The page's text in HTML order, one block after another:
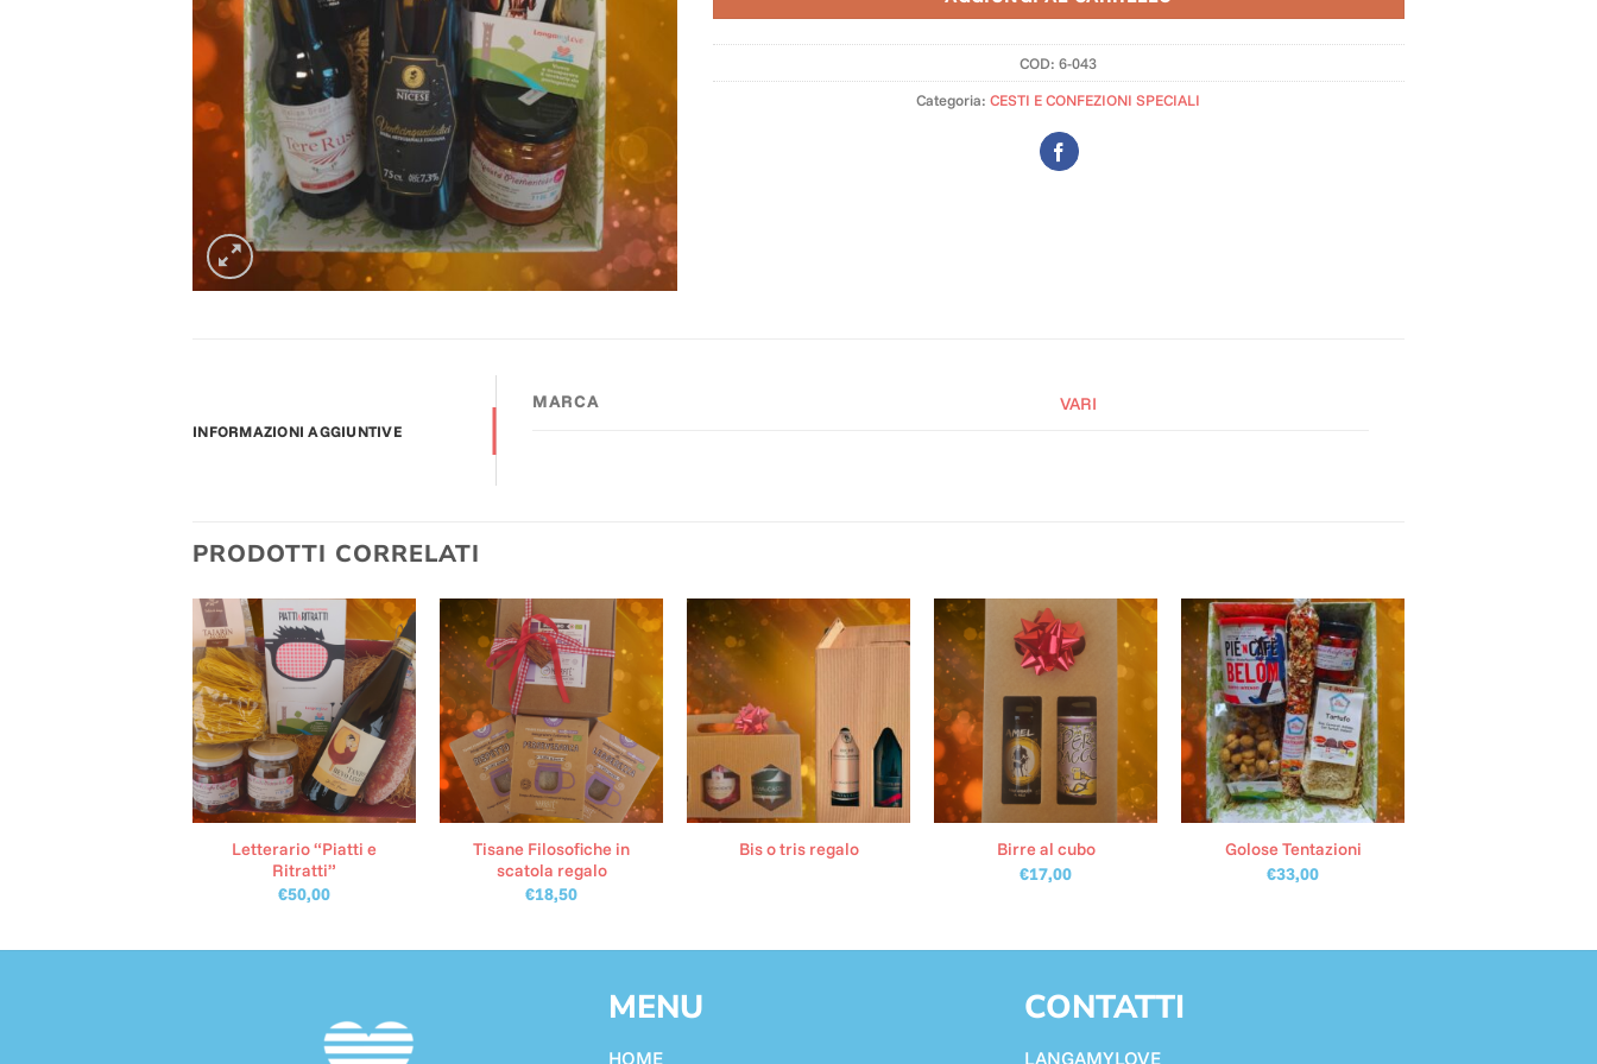
COD:6-043
Categoria:CESTI E CONFEZIONI SPECIALI
INFORMAZIONI AGGIUNTIVE
MARCA VARI
PRODOTTI CORRELATI
Letterario “Piatti e
Ritratti”
€50,00
Tisane Filosofiche in
scatola regalo
€18,50
Bis o tris regalo
Birre al cubo
€17,00
Golose Tentazioni
€33,00
MENU
HOME
CONTATTI
LANGAMYLOVE